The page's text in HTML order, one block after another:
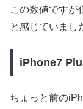
この数値ですが
と感じていまし
iPhone7
ちょっと前の